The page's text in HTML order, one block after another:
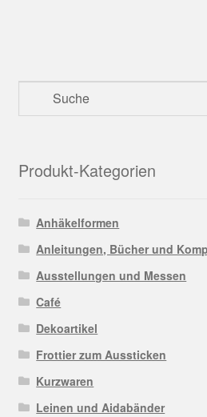
Produkt-Kategorien
Anhäkelformen
Anleitungen, Bücher und
Ausstellungen und Messen
Café
Dekoartikel
Frottier zum Aussticken
Kurzwaren
Leinen und Aidabänder